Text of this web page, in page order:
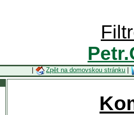
Zpět na domovskou stránku